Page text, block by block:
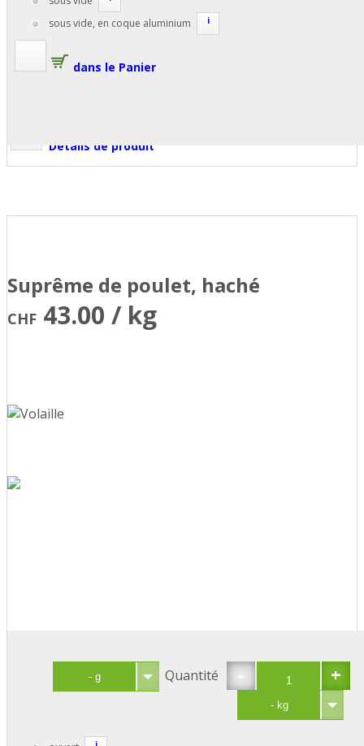
Détails de produit
sous vide, en coque aluminium i
dans le Panier
Suprême de poulet, haché
CHF 43.00 / kg
- +
Quantité